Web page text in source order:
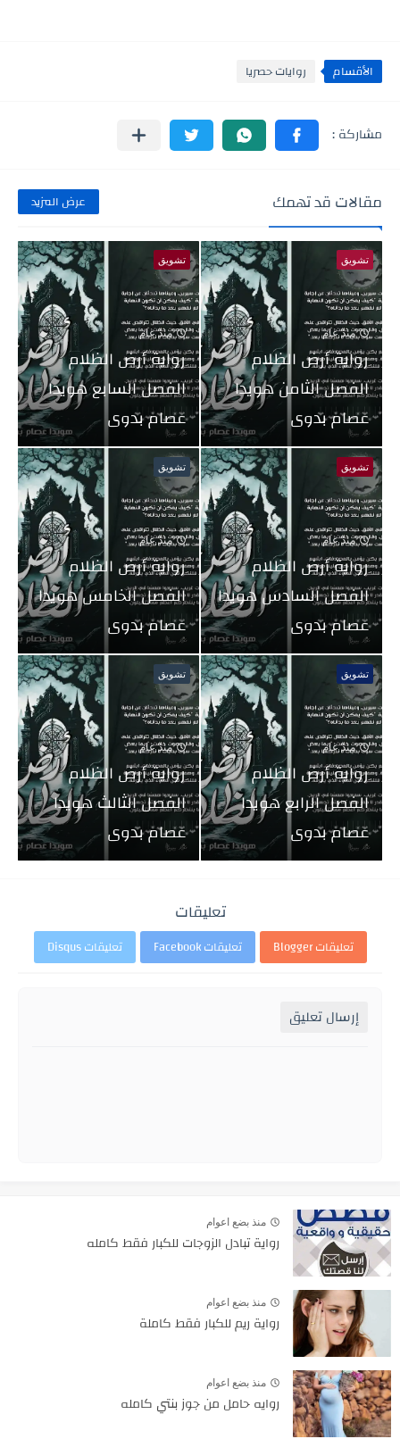
الأقسام روايات حصريا
مقالات قد تهمك عرض المزيد
تشويق
منذ عام
رواية أرض الظلام
الفصل الثامن هويدا
عصام بدوى
تشويق
منذ عام
رواية أرض الظلام
الفصل السابع هويدا
عصام بدوى
تشويق
منذ عام
رواية أرض الظلام
الفصل السادس هويدا
عصام بدوى
تشويق
منذ عام
رواية أرض الظلام
الفصل الخامس هويدا
عصام بدوى
تشويق
منذ عام
رواية أرض الظلام
الفصل الرابع هويدا
عصام بدوى
تشويق
منذ عام
رواية أرض الظلام
الفصل الثالث هويدا
عصام بدوى
تعليقات
تعليقات Blogger تعليقات Facebook تعليقات Disqus
إرسال تعليق
منذ بضع اعوام
رواية تبادل الزوجات للكبار فقط كامله
منذ بضع اعوام
رواية ريم للكبار فقط كاملة
منذ بضع اعوام
روايه حامل من جوز بنتي كامله